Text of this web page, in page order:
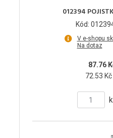
012394
Kód:
V e-shopu
Na dotaz
87.76
72.53